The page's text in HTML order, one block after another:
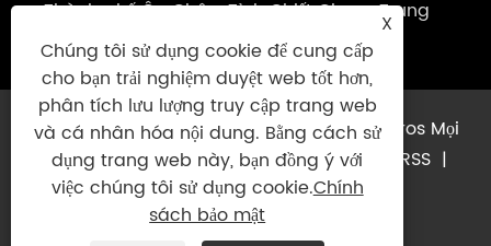
Thành phố Ôn Châu, Tỉnh Chiết Giang, Trung
Quốc
Bản quyền © 2024 Công ty TNHH Dragon Bros Mọi
quyền được bảo lưu.Links|Sitemap RSS|
XML | Chính sách bảo mật|
X
Chúng tôi sử dụng cookie để cung cấp
cho bạn trải nghiệm duyệt web tốt hơn,
phân tích lưu lượng truy cập trang web
và cá nhân hóa nội dung. Bằng cách sử
dụng trang web này, bạn đồng ý với
việc chúng tôi sử dụng cookie.Chính
sách bảo mật